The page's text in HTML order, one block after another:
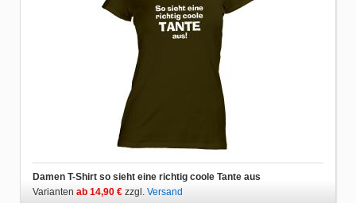
Damen T-Shirt so sieht eine richtig coole Tante aus
Varianten ab 14,90 € zzgl. Versand